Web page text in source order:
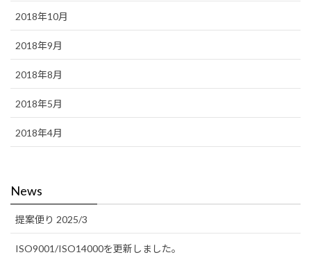
2018年10月
2018年9月
2018年8月
2018年5月
2018年4月
News
提案便り 2025/3
ISO9001/ISO14000を更新しました。